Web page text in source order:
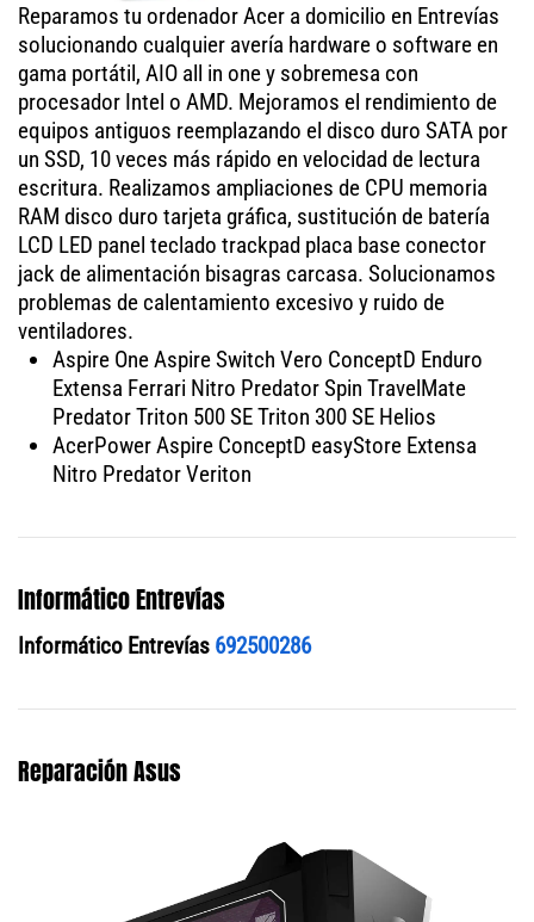
Reparamos tu ordenador Acer a domicilio en Entrevías
solucionando cualquier avería hardware o software en
gama portátil, AIO all in one y sobremesa con
procesador Intel o AMD. Mejoramos el rendimiento de
equipos antiguos reemplazando el disco duro SATA por
un SSD, 10 veces más rápido en velocidad de lectura
escritura. Realizamos ampliaciones de CPU memoria
RAM disco duro tarjeta gráfica, sustitución de batería
LCD LED panel teclado trackpad placa base conector
jack de alimentación bisagras carcasa. Solucionamos
problemas de calentamiento excesivo y ruido de
ventiladores.
Aspire One Aspire Switch Vero ConceptD Enduro
Extensa Ferrari Nitro Predator Spin TravelMate
Predator Triton 500 SE Triton 300 SE Helios
AcerPower Aspire ConceptD easyStore Extensa
Nitro Predator Veriton
Informático Entrevías
Informático Entrevías 692500286
Reparación Asus